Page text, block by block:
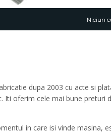
Niciun
dupa 2003 cu acte si
Iti oferim cele mai bune preturi
in care isi vinde masina,